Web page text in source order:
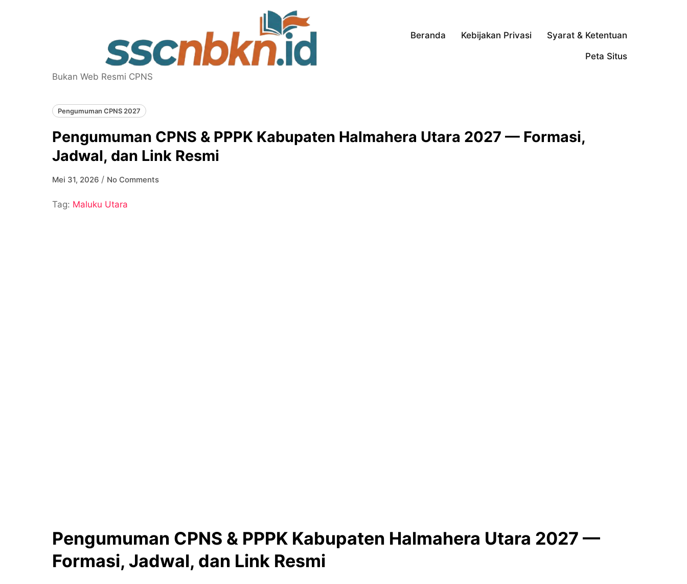
Bukan Web Resmi CPNS
Beranda Kebijakan Privasi Syarat & Ketentuan
Peta Situs
Pengumuman CPNS 2027
Pengumuman CPNS & PPPK Kabupaten Halmahera Utara 2027 — Formasi,
Jadwal, dan Link Resmi
Mei 31, 2026 / No Comments
Tag: Maluku Utara
Pengumuman CPNS & PPPK Kabupaten Halmahera Utara 2027 —
Formasi, Jadwal, dan Link Resmi